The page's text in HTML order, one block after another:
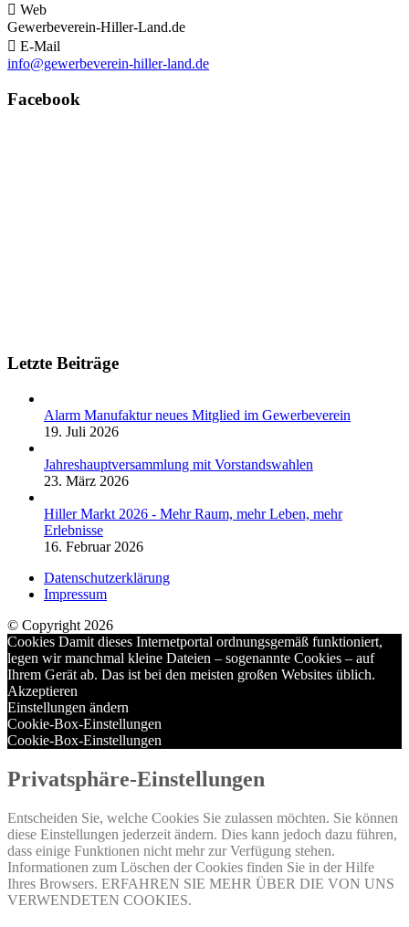
 Web
Gewerbeverein-Hiller-Land.de
 E-Mail
info@gewerbeverein-hiller-land.de
Facebook
Letzte Beiträge
Alarm Manufaktur neues Mitglied im Gewerbeverein
19. Juli 2026
Jahreshauptversammlung mit Vorstandswahlen
23. März 2026
Hiller Markt 2026 - Mehr Raum, mehr Leben, mehr
Erlebnisse
16. Februar 2026
Datenschutzerklärung
Impressum
© Copyright 2026
Cookies Damit dieses Internetportal ordnungsgemäß funktioniert,
legen wir manchmal kleine Dateien – sogenannte Cookies – auf
Ihrem Gerät ab. Das ist bei den meisten großen Websites üblich.
Akzeptieren
Einstellungen ändern
Cookie-Box-Einstellungen
Cookie-Box-Einstellungen
Privatsphäre-Einstellungen
Entscheiden Sie, welche Cookies Sie zulassen möchten. Sie können
diese Einstellungen jederzeit ändern. Dies kann jedoch dazu führen,
dass einige Funktionen nicht mehr zur Verfügung stehen.
Informationen zum Löschen der Cookies finden Sie in der Hilfe
Ihres Browsers. ERFAHREN SIE MEHR ÜBER DIE VON UNS
VERWENDETEN COOKIES.